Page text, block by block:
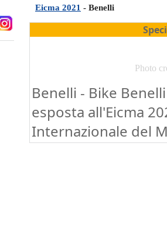
Eicma 2021 - Benelli
Photo
Benelli - Bike
esposta all'Eicma
Internazionale del